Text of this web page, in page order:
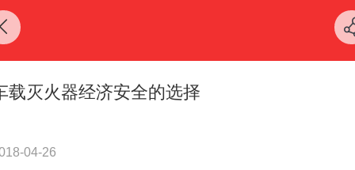
载灭火器经济安全的选择
04-26